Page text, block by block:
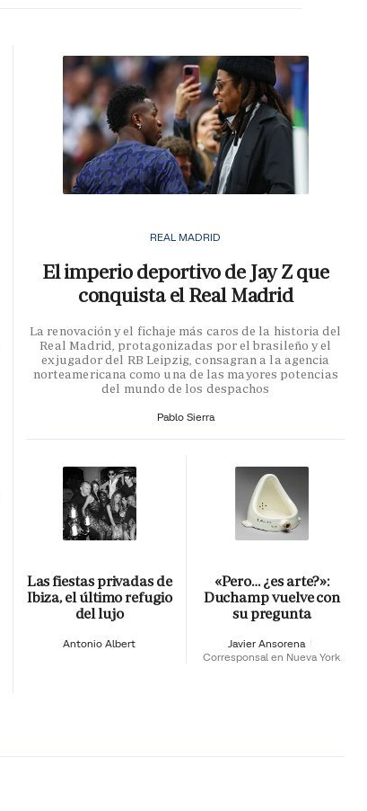
REAL MADRID
El imperio deportivo de Jay Z que
conquista el Real Madrid
La renovación y el fichaje más caros de la historia del
Real Madrid, protagonizadas por el brasileño y el
exjugador del RB Leipzig, consagran a la agencia
norteamericana como una de las mayores potencias
del mundo de los despachos
Pablo Sierra
Las fiestas privadas de
Ibiza, el último refugio
del lujo
Antonio Albert
«Pero… ¿es arte?»:
Duchamp vuelve con
su pregunta
Javier Ansorena
Corresponsal en Nueva York